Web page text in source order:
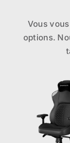
Vous
options.